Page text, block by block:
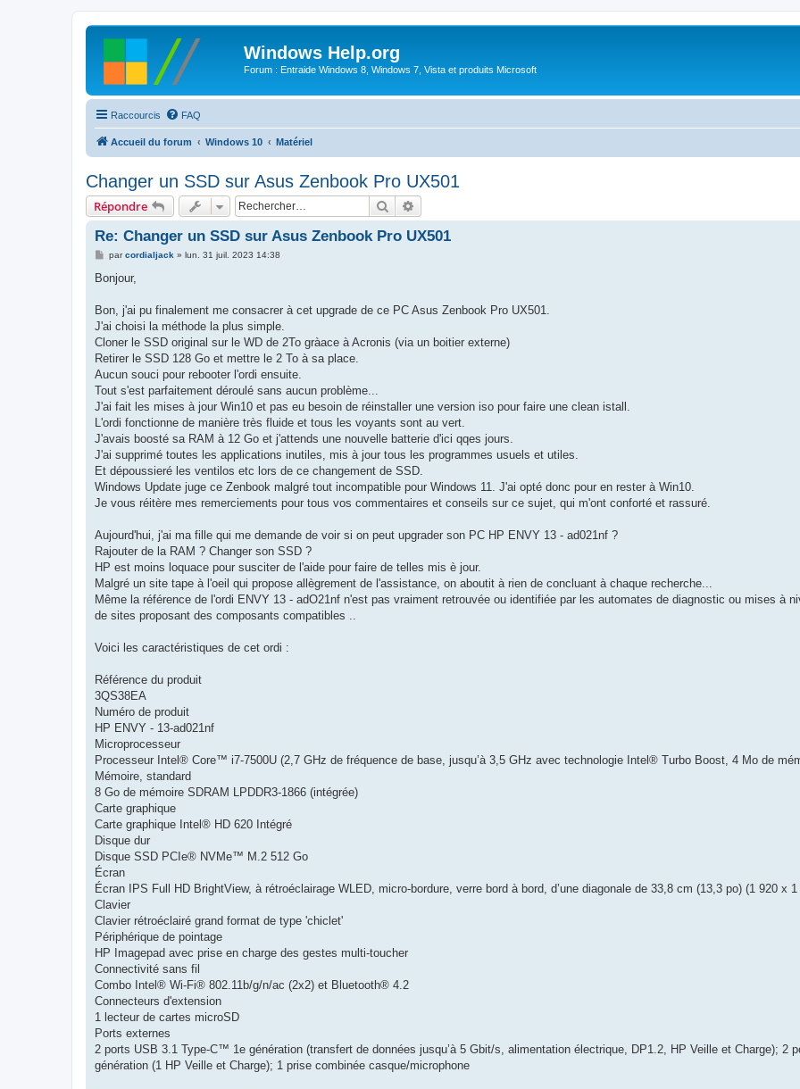
Windows Help.org
Forum : Entraide Windows 8, Windows 7, Vista et produits Microsoft
Raccourcis FAQ
Accueil du forum Windows 10 Matériel
Changer un SSD sur Asus Zenbook Pro UX501
Répondre Rechercher
Re: Changer un SSD sur Asus Zenbook Pro UX501
M
s
g
parcordialjack » lun. 31 juil. 2023 14:38
Bonjour,
Bon, j'ai pu finalement me consacrer à cet upgrade de ce PC Asus Zenbook Pro UX501.
J'ai choisi la méthode la plus simple.
Cloner le SSD original sur le WD de 2To gràace à Acronis (via un boitier externe)
Retirer le SSD 128 Go et mettre le 2 To à sa place.
Aucun souci pour rebooter l'ordi ensuite.
Tout s'est parfaitement déroulé sans aucun problème...
J'ai fait les mises à jour Win10 et pas eu besoin de réinstaller une version iso pour faire une clean istall.
L'ordi fonctionne de manière très fluide et tous les voyants sont au vert.
J'avais boosté sa RAM à 12 Go et j'attends une nouvelle batterie d'ici qqes jours.
J'ai supprimé toutes les applications inutiles, mis à jour tous les programmes usuels et utiles.
Et dépoussieré les ventilos etc lors de ce changement de SSD.
Windows Update juge ce Zenbook malgré tout incompatible pour Windows 11. J'ai opté donc pour en rester à Win10.
Je vous réitère mes remerciements pour tous vos commentaires et conseils sur ce sujet, qui m'ont conforté et rassuré.
Aujourd'hui, j'ai ma fille qui me demande de voir si on peut upgrader son PC HP ENVY 13 - ad021nf ?
Rajouter de la RAM ? Changer son SSD ?
HP est moins loquace pour susciter de l'aide pour faire de telles mis è jour.
Malgré un site tape à l'oeil qui propose allègrement de l'assistance, on aboutit à rien de concluant à chaque recherche...
Même la référence de l'ordi ENVY 13 - adO21nf n'est pas vraiment retrouvée ou identifiée par les automates de diagnostic ou mises à
de sites proposant des composants compatibles ..
Voici les caractéristiques de cet ordi :
Référence du produit
3QS38EA
Numéro de produit
HP ENVY - 13-ad021nf
Microprocesseur
Processeur Intel® Core™ i7-7500U (2,7 GHz de fréquence de base, jusqu’à 3,5 GHz avec technologie Intel® Turbo Boost, 4 Mo de
Mémoire, standard
8 Go de mémoire SDRAM LPDDR3-1866 (intégrée)
Carte graphique
Carte graphique Intel® HD 620 Intégré
Disque dur
Disque SSD PCIe® NVMe™ M.2 512 Go
Écran
Écran IPS Full HD BrightView, à rétroéclairage WLED, micro-bordure, verre bord à bord, d’une diagonale de 33,8 cm (13,3 po) (1 920 x 1
Clavier
Clavier rétroéclairé grand format de type 'chiclet'
Périphérique de pointage
HP Imagepad avec prise en charge des gestes multi-toucher
Connectivité sans fil
Combo Intel® Wi-Fi® 802.11b/g/n/ac (2x2) et Bluetooth® 4.2
Connecteurs d'extension
1 lecteur de cartes microSD
Ports externes
2 ports USB 3.1 Type-C™ 1e génération (transfert de données jusqu’à 5 Gbit/s, alimentation électrique, DP1.2, HP Veille et Charge); 2
génération (1 HP Veille et Charge); 1 prise combinée casque/microphone